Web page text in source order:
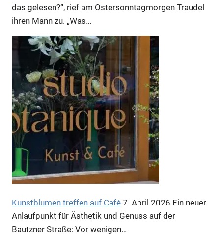
Anzeige
Anzeige
das gelesen?“, rief am Ostersonntagmorgen Traudel
ihren Mann zu. „Was…
Kunstblumen treffen auf Café 7. April 2026 Ein neuer
Anlaufpunkt für Ästhetik und Genuss auf der
Bautzner Straße: Vor wenigen…